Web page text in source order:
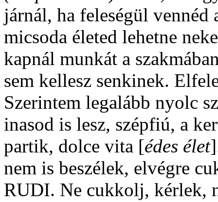
járnál, ha feleségül
micsoda életed lehetne
kapnál munkát a
sem kellesz senkinek.
Szerintem legalább nyolc
inasod is lesz, szépfiú, a
partik, dolce vita [édes élet
nem is beszélek, elvégre
RUDI. Ne cukkolj, kérlek,